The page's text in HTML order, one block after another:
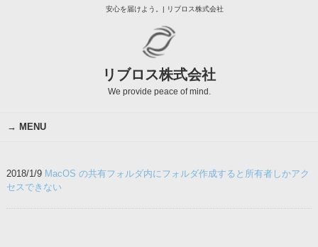
安心を届けよう。| リブロス株式会社
リブロス株式会社
We provide peace of mind.
MENU
2018/1/9 MacOS の共有フォルダ内にフォルダ作成すると所有者しかアク
セスできない